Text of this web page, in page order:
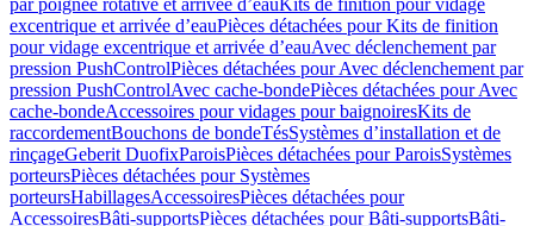
par poignée rotative et arrivée d’eauKits de finition pour vidage
excentrique et arrivée d’eauPièces détachées pour Kits de finition
pour vidage excentrique et arrivée d’eauAvec déclenchement par
pression PushControlPièces détachées pour Avec déclenchement par
pression PushControlAvec cache-bondePièces détachées pour Avec
cache-bondeAccessoires pour vidages pour baignoiresKits de
raccordementBouchons de bondeTésSystèmes d’installation et de
rinçageGeberit DuofixParoisPièces détachées pour ParoisSystèmes
porteursPièces détachées pour Systèmes
porteursHabillagesAccessoiresPièces détachées pour
AccessoiresBâti-supportsPièces détachées pour Bâti-supportsBâti-